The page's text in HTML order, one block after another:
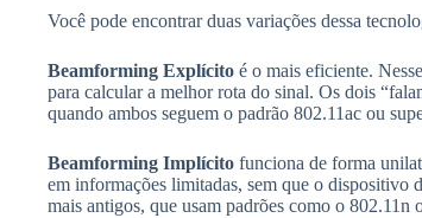
Você pode encontrar duas variações dessa
Beamforming Explícito é o mais eficiente.
para calcular a melhor rota do sinal. Os dois
quando ambos seguem o padrão 802.11ac ou
Beamforming Implícito funciona de forma
em informações limitadas, sem que o dispositivo
mais antigos, que usam padrões como o 802.11n